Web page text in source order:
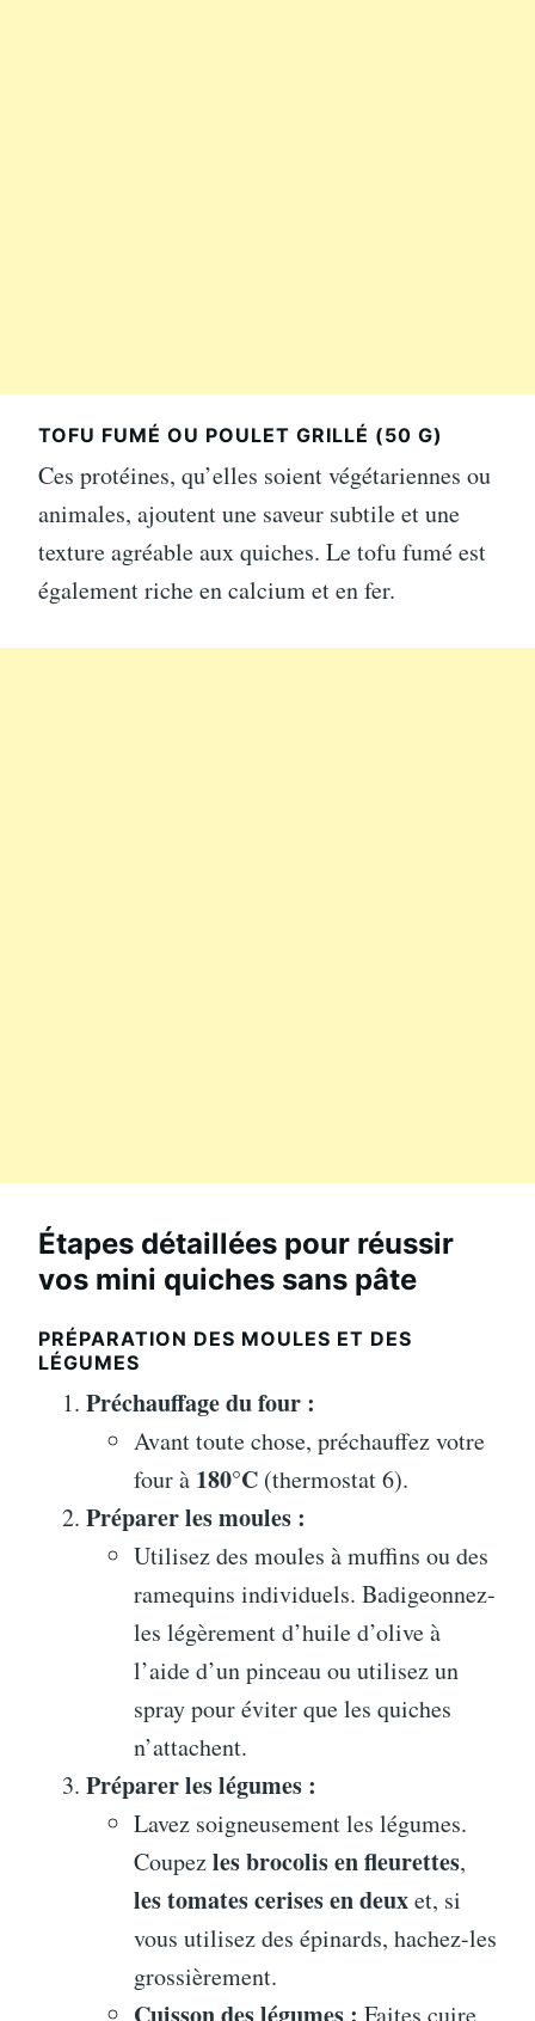
TOFU FUMÉ OU POULET GRILLÉ (50 G)
Ces protéines, qu’elles soient végétariennes ou
animales, ajoutent une saveur subtile et une
texture agréable aux quiches. Le tofu fumé est
également riche en calcium et en fer.
Étapes détaillées pour réussir
vos mini quiches sans pâte
PRÉPARATION DES MOULES ET DES
LÉGUMES
Préchauffage du four :
Avant toute chose, préchauffez votre
four à 180°C (thermostat 6).
Préparer les moules :
Utilisez des moules à muffins ou des
ramequins individuels. Badigeonnez-
les légèrement d’huile d’olive à
l’aide d’un pinceau ou utilisez un
spray pour éviter que les quiches
n’attachent.
Préparer les légumes :
Lavez soigneusement les légumes.
Coupezles brocolis en fleurettes,
les tomates cerises en deuxet, si
vous utilisez des épinards, hachez-les
grossièrement.
Faites cuire